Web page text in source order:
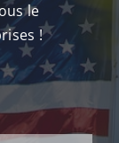
le
!